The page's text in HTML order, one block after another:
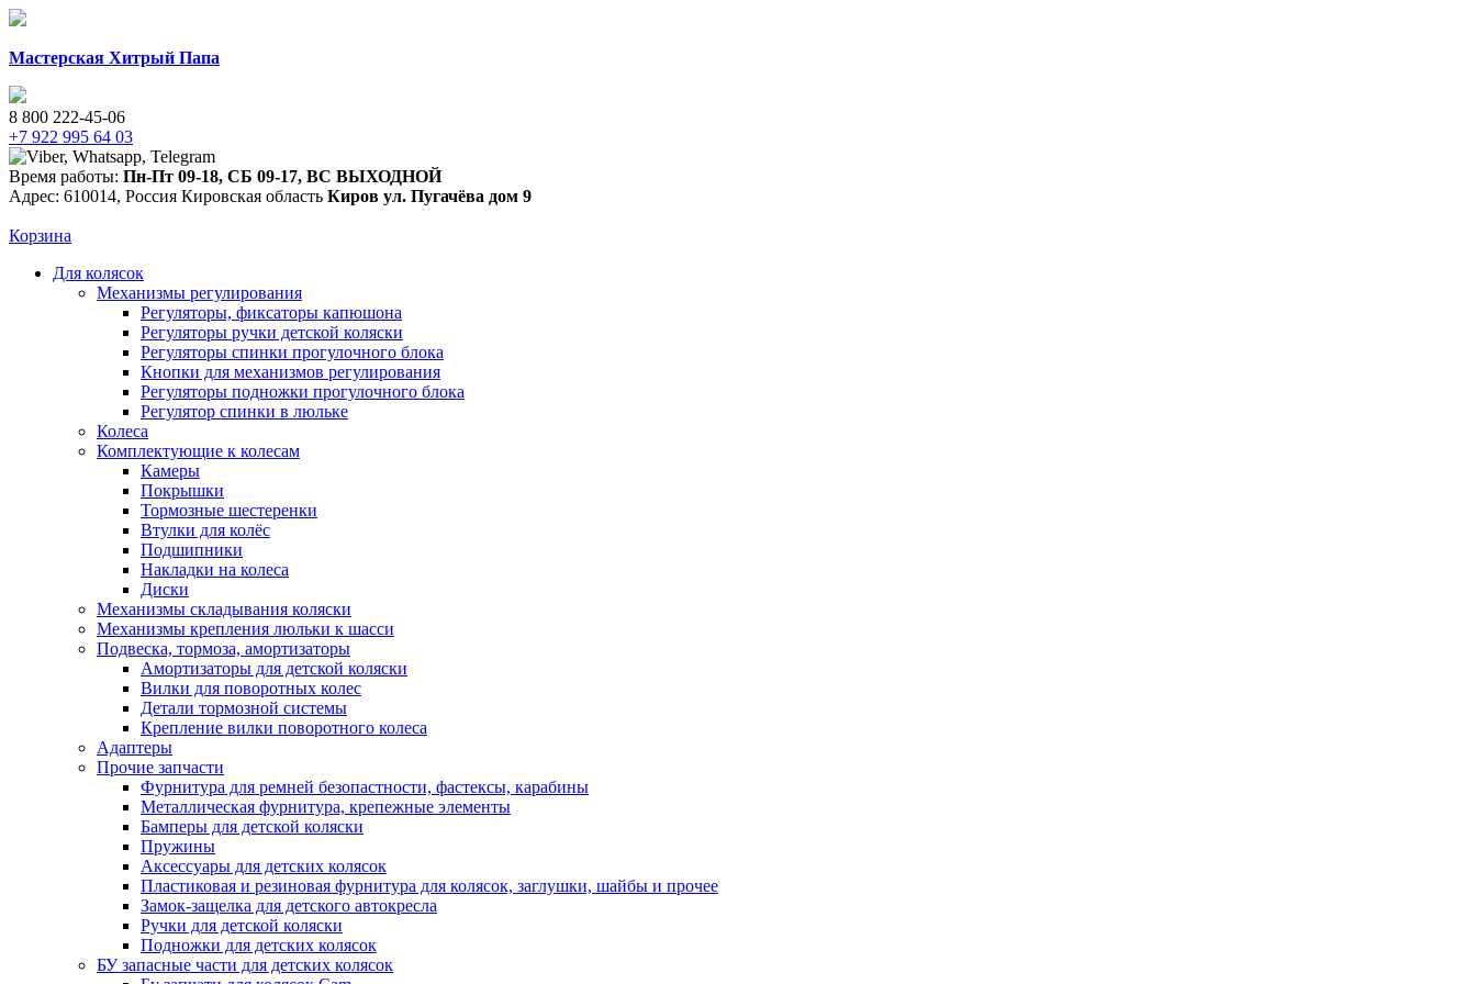
Мастерская Хитрый Папа
8 800 222-45-06
+7 922 995 64 03
Время работы: Пн-Пт 09-18, СБ 09-17, ВС ВЫХОДНОЙ
Адрес: 610014, Россия Кировская область Киров ул. Пугачёва дом 9
Корзина
Для колясок
Механизмы регулирования
Регуляторы, фиксаторы капюшона
Регуляторы ручки детской коляски
Регуляторы спинки прогулочного блока
Кнопки для механизмов регулирования
Регуляторы подножки прогулочного блока
Регулятор спинки в люльке
Колеса
Комплектующие к колесам
Камеры
Покрышки
Тормозные шестеренки
Втулки для колёс
Подшипники
Накладки на колеса
Диски
Механизмы складывания коляски
Механизмы крепления люльки к шасси
Подвеска, тормоза, амортизаторы
Амортизаторы для детской коляски
Вилки для поворотных колес
Детали тормозной системы
Крепление вилки поворотного колеса
Адаптеры
Прочие запчасти
Фурнитура для ремней безопастности, фастексы, карабины
Металлическая фурнитура, крепежные элементы
Бамперы для детской коляски
Пружины
Аксессуары для детских колясок
Пластиковая и резиновая фурнитура для колясок, заглушки, шайбы и прочее
Замок-защелка для детского автокресла
Ручки для детской коляски
Подножки для детских колясок
БУ запасные части для детских колясок